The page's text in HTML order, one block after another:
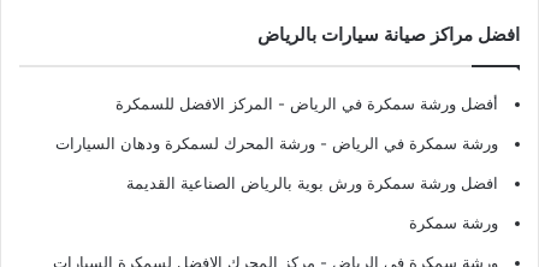
افضل مراكز صيانة سيارات بالرياض
أفضل ورشة سمكرة في الرياض - المركز الافضل للسمكرة
ورشة سمكرة في الرياض - ورشة المحرك لسمكرة ودهان السيارات
افضل ورشة سمكرة ورش بوية بالرياض الصناعية القديمة
ورشة سمكرة
ورشة سمكرة في الرياض - مركز المحرك الافضل لسمكرة السيارات